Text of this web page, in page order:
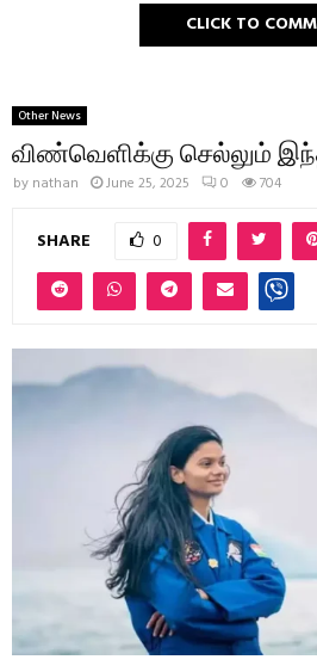
CLICK TO
Other News
விண்வெளிக்கு செல்லும்
by nathan June 25, 2025 0 704
SHARE 0